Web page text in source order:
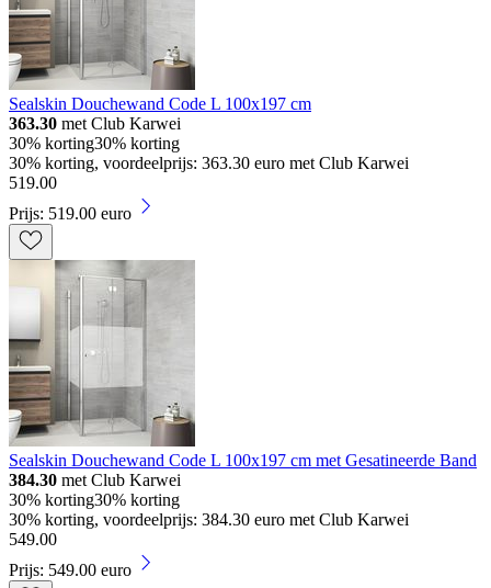
Sealskin Douchewand Code L 100x197 cm
363.30 met Club Karwei
30% korting30% korting
30% korting, voordeelprijs: 363.30 euro met Club Karwei
519.00
Prijs: 519.00 euro
Sealskin Douchewand Code L 100x197 cm met Gesatineerde Band
384.30 met Club Karwei
30% korting30% korting
30% korting, voordeelprijs: 384.30 euro met Club Karwei
549.00
Prijs: 549.00 euro